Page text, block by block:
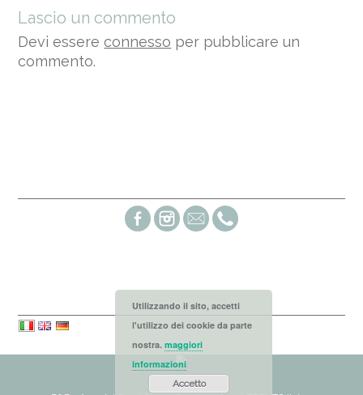
Lascio un commento
Devi essere connesso per pubblicare un
commento.
Utilizzando il sito, accetti
l'utilizzo dei cookie da parte
nostra. maggiori
informazioni
Accetto